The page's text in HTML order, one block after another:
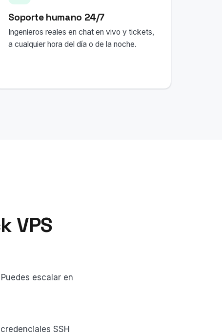
Soporte humano 24/7
Ingenieros reales en chat en vivo y tickets,
a cualquier hora del día o de la noche.
VPS
escalar en
SSH